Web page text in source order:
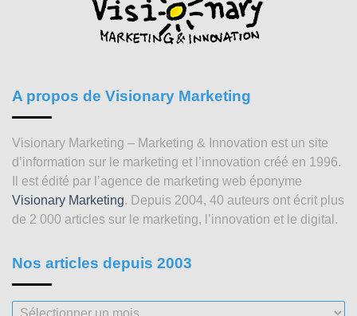
A propos de Visionary Marketing
Visionary Marketing – Marketing & Innovation est un site
d’information sur le marketing et l’innovation créé en 1996.
Il est édité par l’agence de marketing web éponyme
Visionary Marketing. Depuis 2004, 40 auteurs ont écrit plus
de 2 000 articles sur le marketing, l’innovation et le digital.
Nos articles depuis 2003
Nos